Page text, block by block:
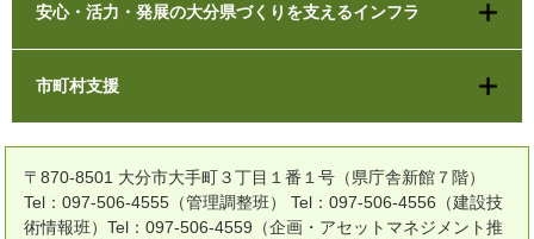
安心・活力・発展の大分県づくりを支えるインフラ
市町村支援
〒870-8501 大分市大手町３丁目１番１号（県庁舎新館７階）
Tel：097-506-4555（管理調整班） Tel：097-506-4556（建設技
術情報班）Tel：097-506-4559（企画・アセットマネジメント推